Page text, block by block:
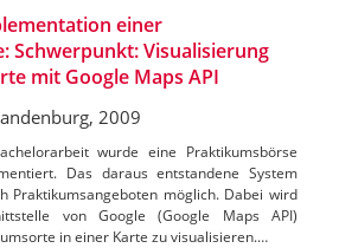
einer
Schwerpunkt: Visualisierung
mit Google Maps API
2009
wurde eine Praktikumsbörse
Das daraus entstandene System
Praktikumsangeboten möglich. Dabei wird
von Google (Google Maps API)
in einer Karte zu visualisieren.…